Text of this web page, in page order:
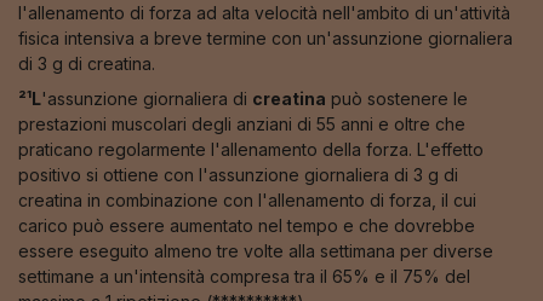
l'allenamento di forza ad alta velocità nell'ambito di un'attività
fisica intensiva a breve termine con un'assunzione giornaliera
di 3 g di creatina.
²¹L'assunzione giornaliera di creatina può sostenere le
prestazioni muscolari degli anziani di 55 anni e oltre che
praticano regolarmente l'allenamento della forza. L'effetto
positivo si ottiene con l'assunzione giornaliera di 3 g di
creatina in combinazione con l'allenamento di forza, il cui
carico può essere aumentato nel tempo e che dovrebbe
essere eseguito almeno tre volte alla settimana per diverse
settimane a un'intensità compresa tra il 65% e il 75% del